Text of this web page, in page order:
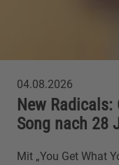
04.08.2026
New
Song nach 28
Mit „You Get What